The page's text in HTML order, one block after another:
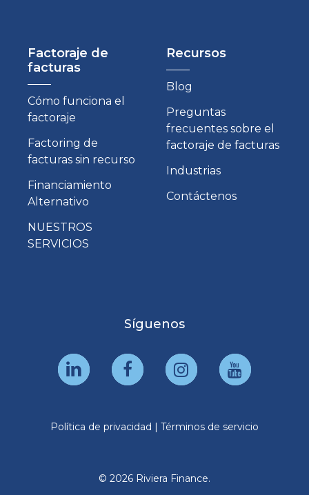
Factoraje de
facturas
Cómo funciona el
factoraje
Factoring de
facturas sin recurso
Financiamiento
Alternativo
NUESTROS
SERVICIOS
Recursos
Blog
Preguntas
frecuentes sobre el
factoraje de facturas
Industrias
Contáctenos
Síguenos
Política de privacidad | Términos de servicio
© 2026 Riviera Finance.